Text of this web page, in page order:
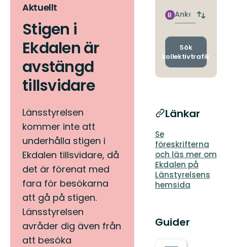
Aktuellt
Stigen i
Ekdalen är
avstängd
tillsvidare
Länsstyrelsen
kommer inte att
underhålla stigen i
Ekdalen tillsvidare, då
det är förenat med
fara för besökarna
att gå på stigen.
Länsstyrelsen
avråder dig även från
att besöka
Ankomst
B
Byt
och
Sök
kollektivtrafik
Länkar
Se
föreskrifterna
och läs mer om
Ekdalen på
Länstyrelsens
hemsida
Guider